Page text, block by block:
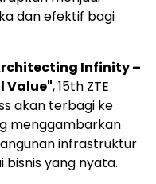
dan efektif bagi
Infinity –
Value", 15th ZTE
akan terbagi ke
menggambarkan
infrastruktur
yang nyata.